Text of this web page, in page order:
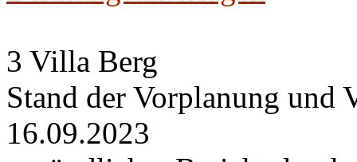
3 Villa Berg
Stand der Vorplanung und
16.09.2023